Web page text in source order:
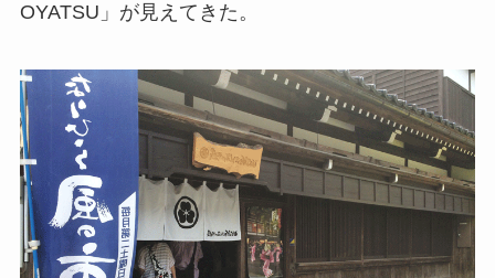
OYATSU」が見えてきた。